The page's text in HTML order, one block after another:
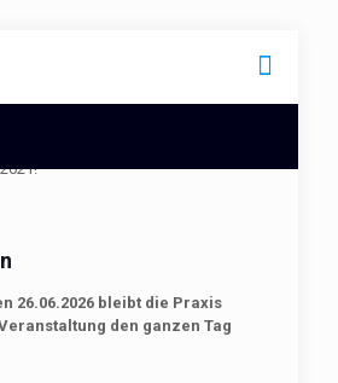
26.06.2026 bleibt die Praxis
den ganzen Tag